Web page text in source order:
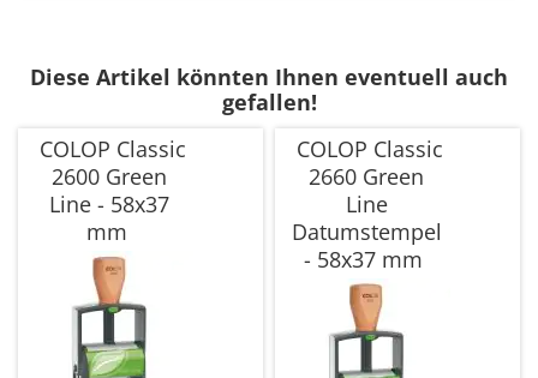
Diese Artikel könnten Ihnen eventuell auch
gefallen!
COLOP Classic
2600 Green
Line - 58x37
mm
COLOP Classic
2660 Green
Line
Datumstempel
- 58x37 mm